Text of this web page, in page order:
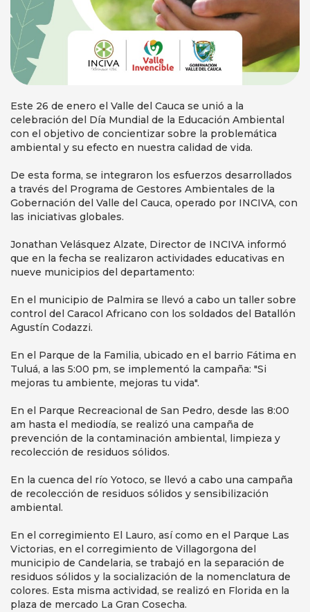
Este 26 de enero el Valle del Cauca se unió a la
celebración del Día Mundial de la Educación Ambiental
con el objetivo de concientizar sobre la problemática
ambiental y su efecto en nuestra calidad de vida.
De esta forma, se integraron los esfuerzos desarrollados
a través del Programa de Gestores Ambientales de la
Gobernación del Valle del Cauca, operado por INCIVA, con
las iniciativas globales.
Jonathan Velásquez Alzate, Director de INCIVA informó
que en la fecha se realizaron actividades educativas en
nueve municipios del departamento:
En el municipio de Palmira se llevó a cabo un taller sobre
control del Caracol Africano con los soldados del Batallón
Agustín Codazzi.
En el Parque de la Familia, ubicado en el barrio Fátima en
Tuluá, a las 5:00 pm, se implementó la campaña: "Si
mejoras tu ambiente, mejoras tu vida".
En el Parque Recreacional de San Pedro, desde las 8:00
am hasta el mediodía, se realizó una campaña de
prevención de la contaminación ambiental, limpieza y
recolección de residuos sólidos.
En la cuenca del río Yotoco, se llevó a cabo una campaña
de recolección de residuos sólidos y sensibilización
ambiental.
En el corregimiento El Lauro, así como en el Parque Las
Victorias, en el corregimiento de Villagorgona del
municipio de Candelaria, se trabajó en la separación de
residuos sólidos y la socialización de la nomenclatura de
colores. Esta misma actividad, se realizó en Florida en la
plaza de mercado La Gran Cosecha.